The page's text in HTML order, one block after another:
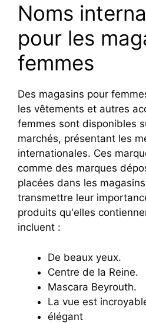
Noms
pour les
femmes
Des magasins pour
les vêtements et autres
femmes sont disponibles
marchés, présentant les
internationales. Ces
comme des marques
placées dans les
transmettre leur
produits qu'elles
incluent :
De beaux yeux.
Centre de la Reine.
Mascara Beyrouth.
La vue est
élégant